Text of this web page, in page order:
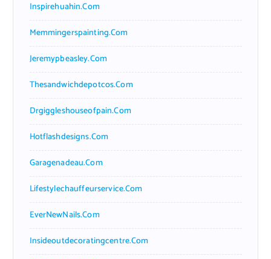
Inspirehuahin.com
Memmingerspainting.com
Jeremypbeasley.com
Thesandwichdepotcos.com
Drgiggleshouseofpain.com
Hotflashdesigns.com
Garagenadeau.com
Lifestylechauffeurservice.com
EverNewNails.com
Insideoutdecoratingcentre.com